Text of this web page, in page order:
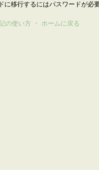
移行するにはパスワードが必要
の使い方 ・ ホームに戻る